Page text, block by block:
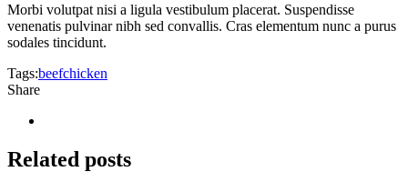
Morbi volutpat nisi a ligula vestibulum placerat. Suspendisse
venenatis pulvinar nibh sed convallis. Cras elementum nunc a purus
sodales tincidunt.
Tags:beefchicken
Share
Related posts